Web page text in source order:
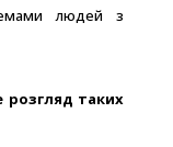
людей з
розгляд таких